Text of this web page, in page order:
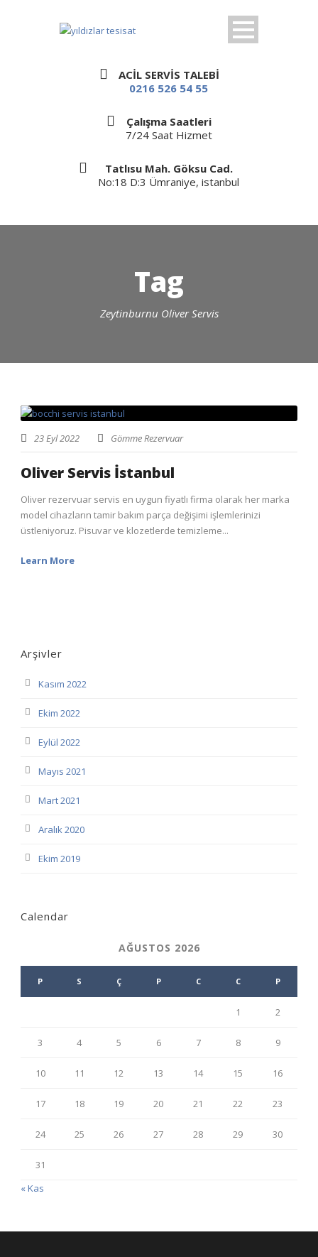
ACİL SERVİS TALEBİ
0216 526 54 55
Çalışma Saatleri
7/24 Saat Hizmet
Tatlısu Mah. Göksu Cad.
No:18 D:3 Ümraniye, istanbul
Tag
Zeytinburnu Oliver Servis
23 Eyl 2022 Gömme Rezervuar
Oliver Servis İstanbul
Oliver rezervuar servis en uygun fiyatlı firma olarak her marka
model cihazların tamir bakım parça değişimi işlemlerinizi
üstleniyoruz. Pisuvar ve klozetlerde temizleme...
Learn More
Arşivler
Kasım 2022
Ekim 2022
Eylül 2022
Mayıs 2021
Mart 2021
Aralık 2020
Ekim 2019
Calendar
AĞUSTOS 2026
P S Ç P C C P
1 2
3 4 5 6 7 8 9
10 11 12 13 14 15 16
17 18 19 20 21 22 23
24 25 26 27 28 29 30
31
« Kas